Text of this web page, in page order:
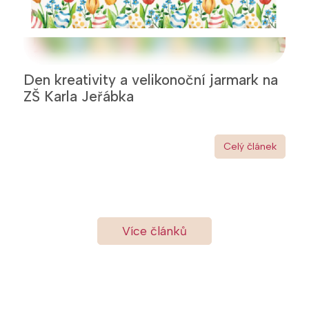
Den kreativity a velikonoční jarmark na
ZŠ Karla Jeřábka
Celý článek
Více článků